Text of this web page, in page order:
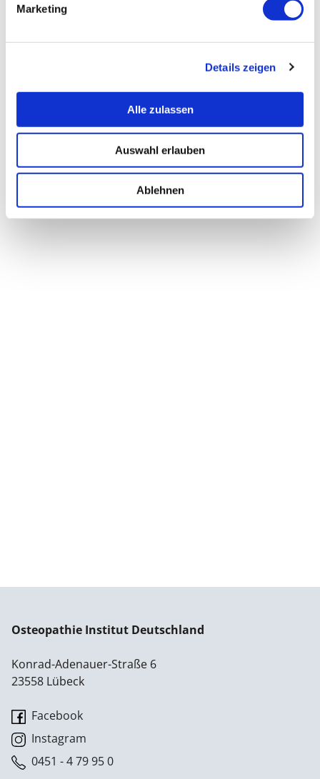
Marketing
Details zeigen
Alle zulassen
Auswahl erlauben
Ablehnen
Osteopathie Institut Deutschland
Konrad-Adenauer-Straße 6
23558 Lübeck
Facebook
Instagram
0451 - 4 79 95 0